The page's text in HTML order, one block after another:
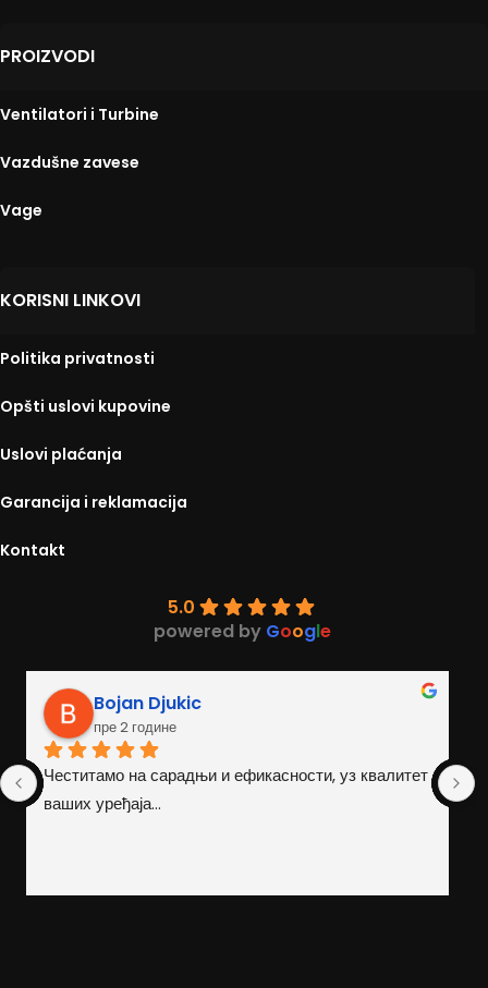
PROIZVODI
Ventilatori i Turbine
Vazdušne zavese
Vage
KORISNI LINKOVI
Politika privatnosti
Opšti uslovi kupovine
Uslovi plaćanja
Garancija i reklamacija
Kontakt
5.0
powered by Google
Danilo Bukarica
пре 2 године